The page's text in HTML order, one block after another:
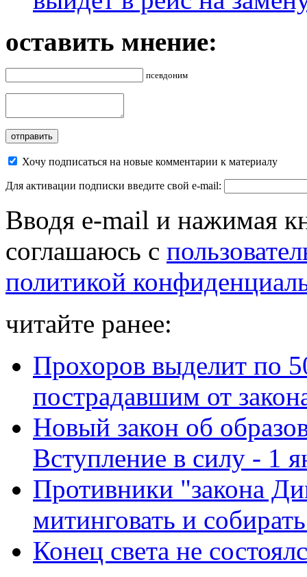
оставить мнение:
псевдоним
Хочу подписаться на новые комментарии к материалу
Для активации подписки введите свой e-mail:
Вводя e-mail и нажимая
соглашаюсь с
политикой
читайте ранее:
Прохоров выделит по
пострадавшим от
Новый закон об
Вступление в силу - 1
Противники "закона
митинговать и
Конец света не